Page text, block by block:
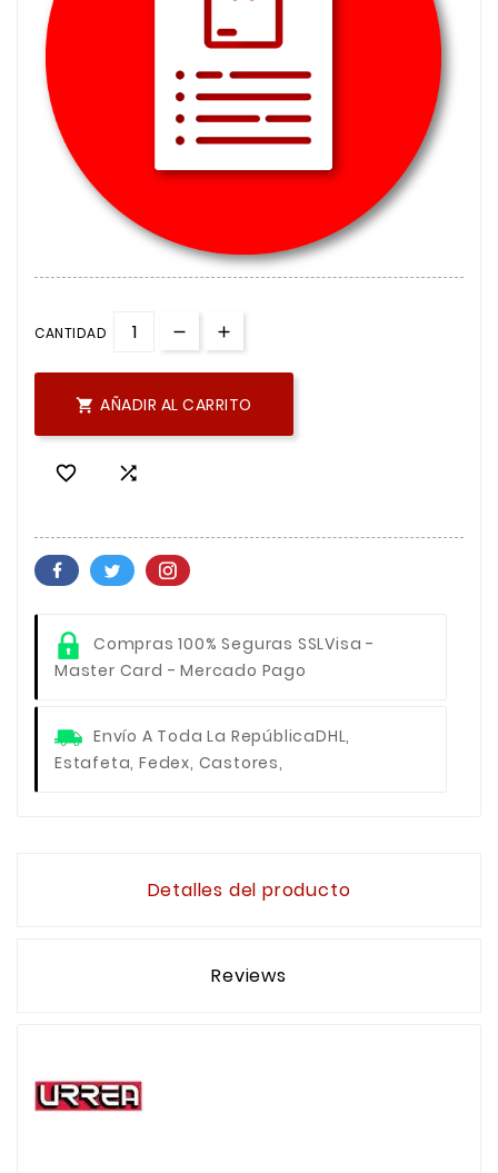
CANTIDAD
 AÑADIR AL CARRITO
 
Compras 100% Seguras SSLVisa -
Master Card - Mercado Pago
Envío A Toda La RepúblicaDHL,
Estafeta, Fedex, Castores,
Detalles del producto
Reviews